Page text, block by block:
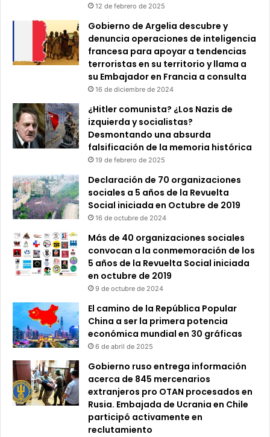
12 de febrero de 2025
Gobierno de Argelia descubre y
denuncia operaciones de inteligencia
francesa para apoyar a tendencias
terroristas en su territorio y llama a
su Embajador en Francia a consulta
16 de diciembre de 2024
¿Hitler comunista? ¿Los Nazis de
izquierda y socialistas?
Desmontando una absurda
falsificación de la memoria histórica
19 de febrero de 2025
Declaración de 70 organizaciones
sociales a 5 años de la Revuelta
Social iniciada en Octubre de 2019
16 de octubre de 2024
Más de 40 organizaciones sociales
convocan a la conmemoración de los
5 años de la Revuelta Social iniciada
en octubre de 2019
9 de octubre de 2024
El camino de la República Popular
China a ser la primera potencia
económica mundial en 30 gráficas
6 de abril de 2025
Gobierno ruso entrega información
acerca de 845 mercenarios
extranjeros pro OTAN procesados en
Rusia. Embajada de Ucrania en Chile
participó activamente en
reclutamiento